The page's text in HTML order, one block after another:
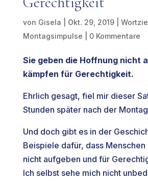
von Gisela Okt. 29, 2019|
Montagsimpulse
0 Kommentare
Sie geben die Hoffnung nicht
kämpfen für Gerechtigkeit.
Ehrlich gesagt, fiel mir dieser
Stunden später nach der
Und doch gibt es in der
Beispiele dafür, dass
nicht aufgeben und für
Ich selbst sehe mich nicht